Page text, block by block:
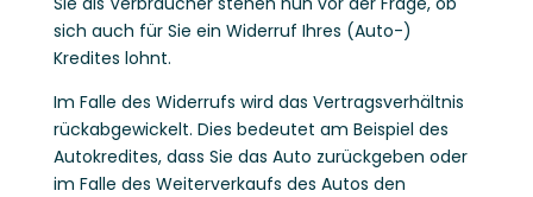
sich auch für Sie ein Widerruf Ihres (Auto-)
Kredites lohnt.
Im Falle des Widerrufs wird das Vertragsverhältnis
rückabgewickelt. Dies bedeutet am Beispiel des
Autokredites, dass Sie das Auto zurückgeben oder
im Falle des Weiterverkaufs des Autos den